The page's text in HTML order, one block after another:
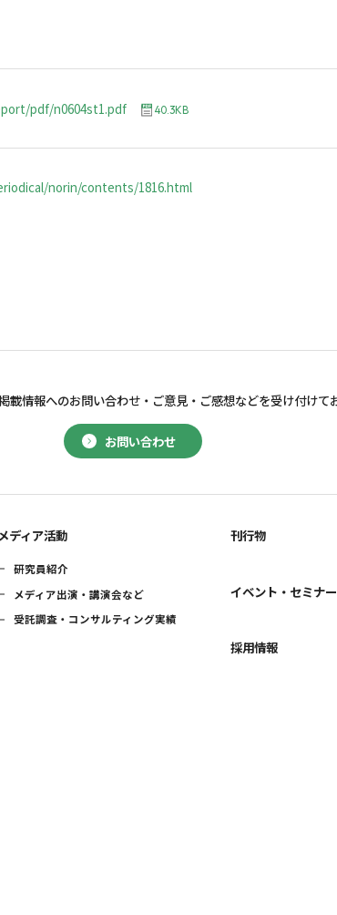
pdf/n0604st1.pdf 40.3KB
norin/contents/1816.html
お問い合わせ
載情報へのお問い合わせ・ ご意見・ご感想などを受け付けて
ディア活動
研究員紹介
メディア出演・講演会など
受託調査・コンサルティング実績
刊行物
イベント・セミナー
採用情報